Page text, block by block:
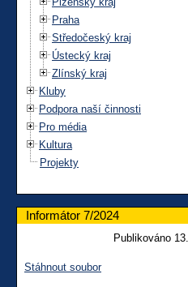
Praha
Středočeský kraj
Ústecký kraj
Zlínský kraj
Kluby
Podpora naší činnosti
Pro média
Kultura
Projekty
Informátor 7/2024
Publikováno
Stáhnout soubor